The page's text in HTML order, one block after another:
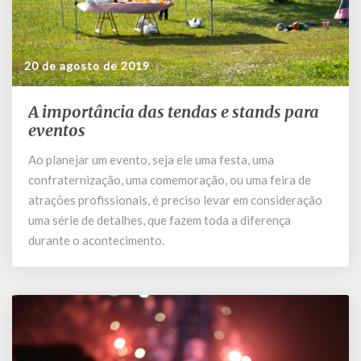
20 de agosto de 2019
A
importância
tendas
e
stands
para
eventos
A importância das tendas e stands para
eventos
Ao planejar um evento, seja ele uma festa, uma
confraternização, uma comemoração, ou uma feira de
atrações profissionais, é preciso levar em consideração
uma série de detalhes, que fazem toda a diferença
durante o acontecimento.